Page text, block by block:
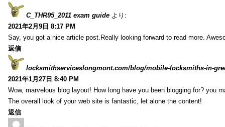
C_THR95_2011 exam guide より:
2021年2月9日 8:17 PM
Say, you got a nice article post.Really looking forward to read more.
返信
locksmithserviceslongmont.com/blog/mobile-locksmiths-in-
2021年1月27日 8:40 PM
Wow, marvelous blog layout! How long have you been blogging for? you
The overall look of your web site is fantastic, let alone the content!
返信